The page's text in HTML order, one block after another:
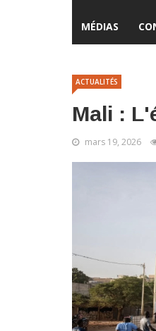
MÉDIAS
ACTUALITÉS
Mali :
mars 19, 2026